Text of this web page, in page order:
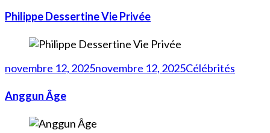
Philippe Dessertine Vie Privée
novembre 12, 2025novembre 12, 2025Célébrités
Anggun Âge